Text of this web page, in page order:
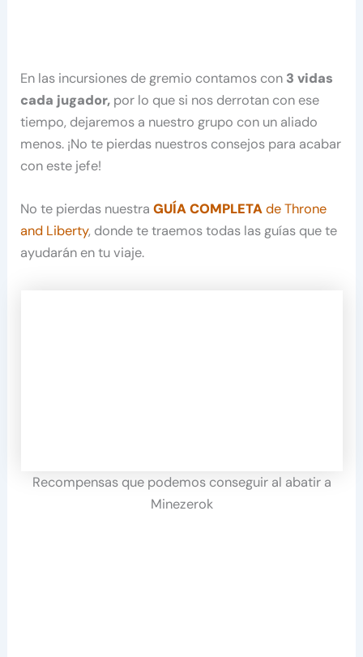
En las incursiones de gremio contamos con 3 vidas
cada jugador, por lo que si nos derrotan con ese
tiempo, dejaremos a nuestro grupo con un aliado
menos. ¡No te pierdas nuestros consejos para acabar
con este jefe!
No te pierdas nuestraGUÍA COMPLETAde Throne
and Liberty, donde te traemos todas las guías que te
ayudarán en tu viaje.
Recompensas que podemos conseguir al abatir a
Minezerok